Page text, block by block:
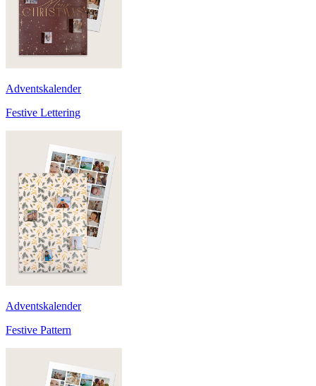
Adventskalender
Festive Lettering
Adventskalender
Festive Pattern